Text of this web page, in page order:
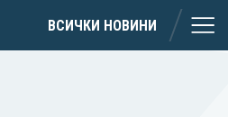
ВСИЧКИ НОВИНИ